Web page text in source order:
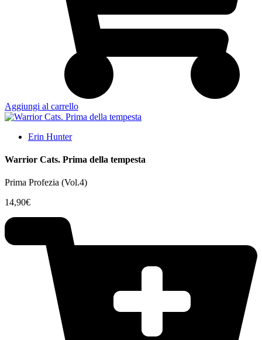
Aggiungi al carrello
Erin Hunter
Warrior Cats. Prima della tempesta
Prima Profezia (Vol.4)
14,90€